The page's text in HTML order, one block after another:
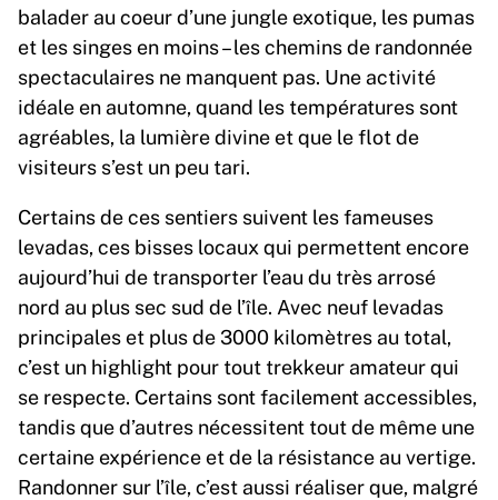
balader au coeur d’une jungle exotique, les pumas
et les singes en moins – les chemins de randonnée
spectaculaires ne manquent pas. Une activité
idéale en automne, quand les températures sont
agréables, la lumière divine et que le flot de
visiteurs s’est un peu tari.
Certains de ces sentiers suivent les fameuses
levadas, ces bisses locaux qui permettent encore
aujourd’hui de transporter l’eau du très arrosé
nord au plus sec sud de l’île. Avec neuf levadas
principales et plus de 3000 kilomètres au total,
c’est un highlight pour tout trekkeur amateur qui
se respecte. Certains sont facilement accessibles,
tandis que d’autres nécessitent tout de même une
certaine expérience et de la résistance au vertige.
Randonner sur l’île, c’est aussi réaliser que, malgré